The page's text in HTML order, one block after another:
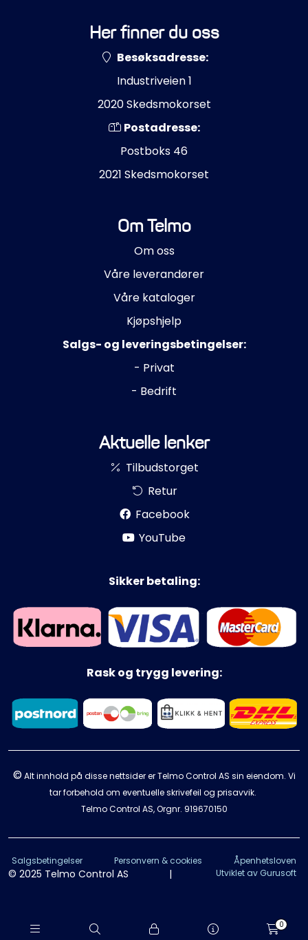
0
Her finner du oss
Besøksadresse:
Industriveien 1
2020 Skedsmokorset
Postadresse:
Postboks 46
2021 Skedsmokorset
Om Telmo
Om oss
Våre leverandører
Våre kataloger
Kjøpshjelp
Salgs- og leveringsbetingelser:
- Privat
- Bedrift
Aktuelle lenker
Tilbudstorget
Retur
Facebook
YouTube
Sikker betaling:
Rask og trygg levering:
© Alt innhold på disse nettsider er Telmo Control AS sin eiendom. Vi
tar forbehold om eventuelle skrivefeil og prisavvik.
Telmo Control AS, Orgnr. 919670150
Salgsbetingelser Personvern & cookies Åpenhetsloven
© 2025 Telmo Control AS | Utviklet av Gurusoft